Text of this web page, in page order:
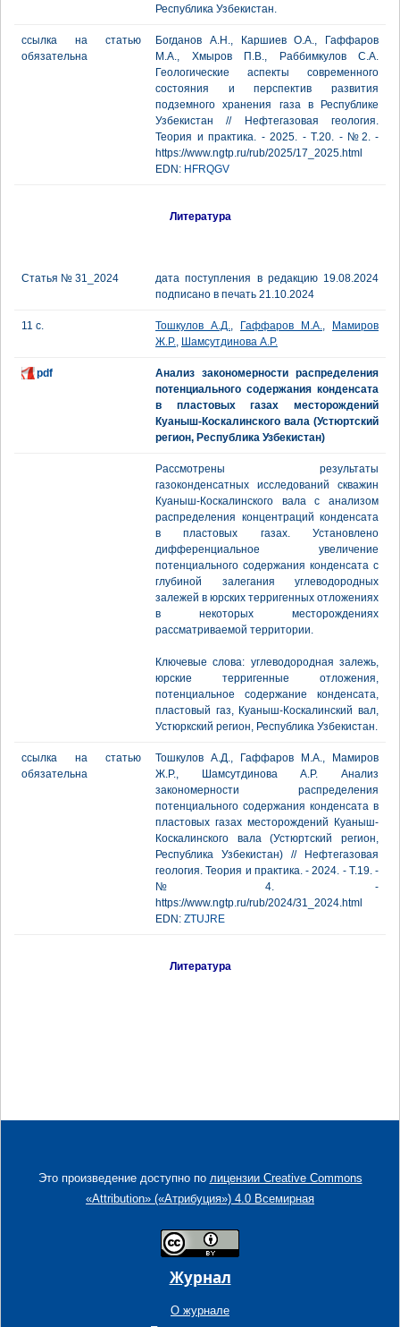
Республика Узбекистан.
ссылка на статью
обязательна
Богданов А.Н., Каршиев О.А., Гаффаров
М.А., Хмыров П.В., Раббимкулов С.А.
Геологические аспекты современного
состояния и перспектив развития
подземного хранения газа в Республике
Узбекистан // Нефтегазовая геология.
Теория и практика. - 2025. - Т.20. - №2. -
https://www.ngtp.ru/rub/2025/17_2025.html
EDN: HFRQGV
Литература
Статья № 31_2024
дата поступления в редакцию 19.08.2024
подписано в печать 21.10.2024
11 с. Тошкулов А.Д., Гаффаров М.А.,
Мамиров
Ж.Р., Шамсутдинова А.Р.
pdf
Анализ закономерности распределения
потенциального содержания конденсата
в пластовых газах месторождений
Куаныш-Коскалинского вала (Устюртский
регион, Республика Узбекистан)
Рассмотрены результаты
газоконденсатных исследований скважин
Куаныш-Коскалинского вала с анализом
распределения концентраций конденсата
в пластовых газах. Установлено
дифференциальное увеличение
потенциального содержания конденсата с
глубиной залегания углеводородных
залежей в юрских терригенных отложениях
в некоторых месторождениях
рассматриваемой территории.
Ключевые слова: углеводородная залежь,
юрские терригенные отложения,
потенциальное содержание конденсата,
пластовый газ, Куаныш-Коскалинский вал,
Устюркский регион, Республика Узбекистан.
ссылка на статью
обязательна
Тошкулов А.Д., Гаффаров М.А., Мамиров
Ж.Р., Шамсутдинова А.Р. Анализ
закономерности распределения
потенциального содержания конденсата в
пластовых газах месторождений Куаныш-
Коскалинского вала (Устюртский регион,
Республика Узбекистан) // Нефтегазовая
геология. Теория и практика. - 2024. - Т.19. -
№4. -
https://www.ngtp.ru/rub/2024/31_2024.html
EDN: ZTUJRE
Литература
Это произведение доступно по лицензии Creative Commons
«Attribution» («Атрибуция») 4.0 Всемирная
Журнал
О журнале